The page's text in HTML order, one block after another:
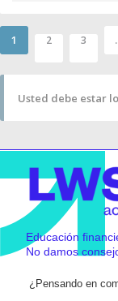
1 2 3
Usted debe estar
Educación
No damos
¿Pensando en